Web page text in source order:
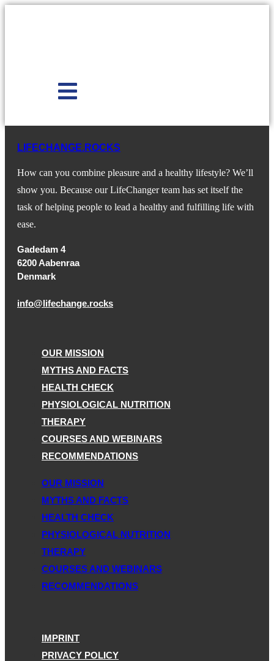
LIFECHANGE.ROCKS
How can you combine pleasure and a healthy lifestyle? We’ll
show you. Because our LifeChanger team has set itself the
task of helping people to lead a healthy and fulfilling life with
ease.
Gadedam 4
6200 Aabenraa
Denmark
info@lifechange.rocks
OUR MISSION
MYTHS AND FACTS
HEALTH CHECK
PHYSIOLOGICAL NUTRITION
THERAPY
COURSES AND WEBINARS
RECOMMENDATIONS
OUR MISSION
MYTHS AND FACTS
HEALTH CHECK
PHYSIOLOGICAL NUTRITION
THERAPY
COURSES AND WEBINARS
RECOMMENDATIONS
IMPRINT
PRIVACY POLICY